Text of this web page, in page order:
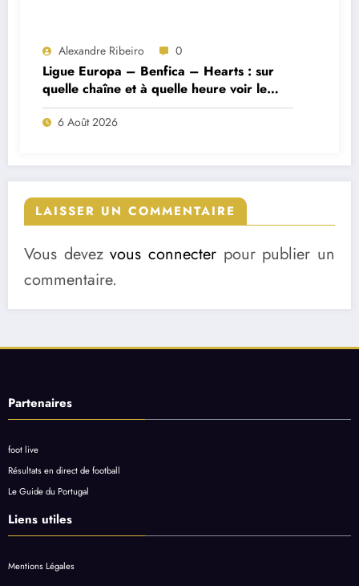
Alexandre Ribeiro 0
Ligue Europa – Benfica – Hearts : sur
quelle chaîne et à quelle heure voir le
match ?
6 Août 2026
LAISSER UN COMMENTAIRE
Vous devezvous connecter pour publier un
commentaire.
Partenaires
foot live
Résultats en direct de football
Le Guide du Portugal
Liens utiles
Mentions Légales